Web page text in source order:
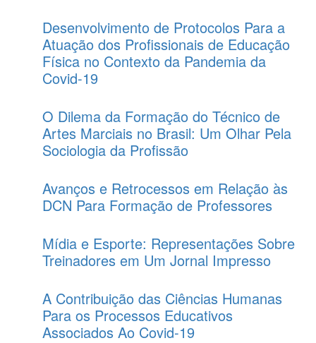
Desenvolvimento de Protocolos Para a
Atuação dos Profissionais de Educação
Física no Contexto da Pandemia da
Covid-19
O Dilema da Formação do Técnico de
Artes Marciais no Brasil: Um Olhar Pela
Sociologia da Profissão
Avanços e Retrocessos em Relação às
DCN Para Formação de Professores
Mídia e Esporte: Representações Sobre
Treinadores em Um Jornal Impresso
A Contribuição das Ciências Humanas
Para os Processos Educativos
Associados Ao Covid-19